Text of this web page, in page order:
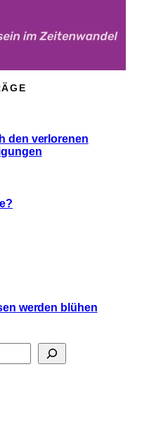
den verlorenen
werden blühen